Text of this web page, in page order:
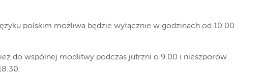
polskim możliwa będzie wyłącznie w godzinach od 10.00
do wspólnej modlitwy podczas jutrzni o 9.00 i nieszporów